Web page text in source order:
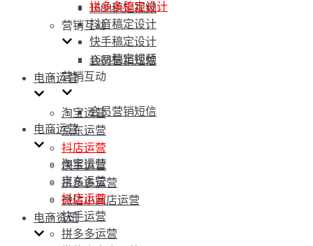
1688稿定视频
营销互动
会员营销短信
电商运营
淘宝运营
京东运营
抖店运营
快手运营
拼多多运营
微信小商店运营
电商资讯
拼多多稿定设计
抖音稿定设计
快手稿定设计
1688稿定视频
营销互动
会员营销短信
电商运营
淘宝运营
京东运营
抖店运营
快手运营
拼多多运营